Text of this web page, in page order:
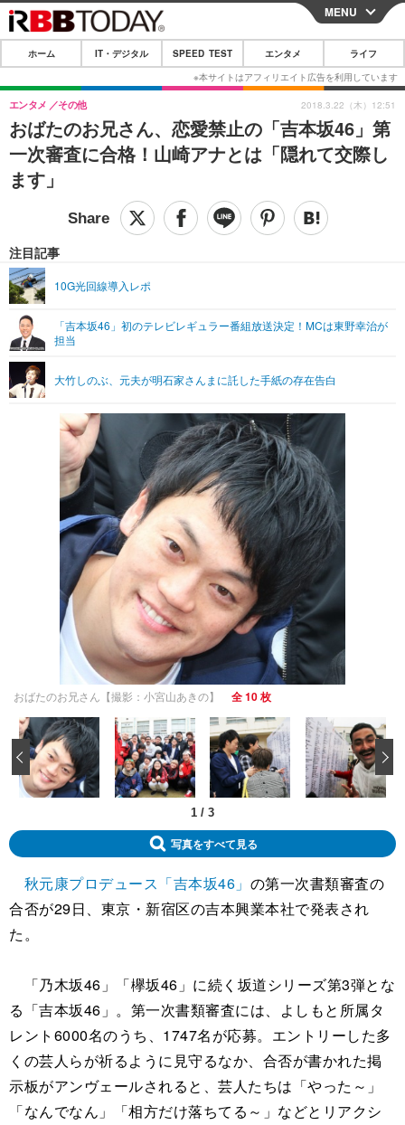
CLOSE
ホーム
IT・デジタル
IT・デジタルTOP スマートフォン
ショッピング その他
SPEED TEST
エンタメ
エンタメTOP 映画・ドラマ
音楽
グラビア ブログ
ペット
その他
リリース一覧
プッシュ通知の停止方法
MENU
ホーム IT・デジタル SPEED TEST エンタメ ライフ
おばたのお兄さん、恋愛禁止の「吉本坂46」第
一次審査に合格！山崎アナとは「隠れて交際し
ます」
エンタメ その他
注目記事
10G光回線導入レポ
「吉本坂46」初のテレビレギュラー番組放送決定！MCは東野幸治が
担当
大竹しのぶ、元夫が明石家さんまに託した手紙の存在告白
2018.3.22（木）12:51
おばたのお兄さん【撮影：小宮山あきの】 全 10 枚
1 / 3
‹
写真をすべて見る
秋元康プロデュース「吉本坂46」 の第一次書類審査の
合否が29日、東京・新宿区の吉本興業本社で発表され
た。
「乃木坂46」「欅坂46」に続く坂道シリーズ第3弾とな
る「吉本坂46」。第一次書類審査には、よしもと所属タ
レント6000名のうち、1747名が応募。エントリーした多
くの芸人らが祈るように見守るなか、合否が書かれた掲
示板がアンヴェールされると、芸人たちは「やった～」
「なんでなん」「相方だけ落ちてる～」などとリアクシ